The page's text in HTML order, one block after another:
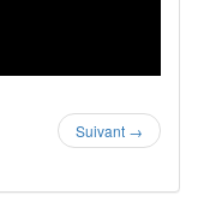
Suivant →